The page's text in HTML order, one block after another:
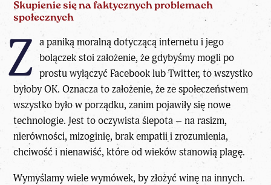
Skupienie się na faktycznych problemach
społecznych
Z apaniką moralnądotyczącą internetu i jego
bolączek stoi założenie, że gdybyśmy mogli po
prostu wyłączyć Facebook lub Twitter, to wszystko
byłoby OK. Oznacza to założenie, że ze społeczeństwem
wszystko było w porządku, zanim pojawiły się nowe
technologie. Jest to oczywista ślepota – na rasizm,
nierówności, mizoginię, brak empatii i zrozumienia,
chciwość i nienawiść, które od wieków stanowią plagę.
Wymyślamy wiele wymówek, by złożyć winę na innych.